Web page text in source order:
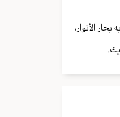
الأنوار،